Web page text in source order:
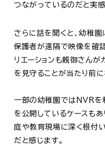
つながっているのだと実感
さらに話を聞くと、幼稚園
保護者が遠隔で映像を確
リエーションも親御さん
を見守ることが当たり前に
一部の幼稚園ではNVRを
を公開しているケースもあ
庭や教育現場に深く根付
だと感じます。